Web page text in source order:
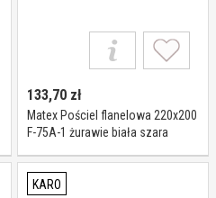
133,70 zł
Matex Pościel flanelowa 220x200
F-75A-1 żurawie biała szara
KARO